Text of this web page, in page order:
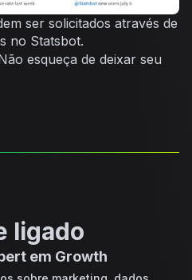
ser solicitados através de
no Statsbot.
esqueça de deixar seu
ligado
em Growth